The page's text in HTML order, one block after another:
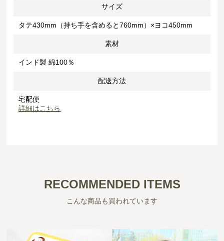
サイズ
タテ430mm（持ち手を含めると760mm）×ヨコ450mm
素材
インド製 綿100％
配送方法
宅配便
詳細はこちら
RECOMMENDED ITEMS
こんな商品も買われています